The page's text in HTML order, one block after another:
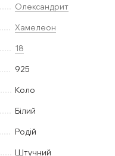
Олександрит
Хамелеон
18
925
Коло
Білий
Родій
Штучний